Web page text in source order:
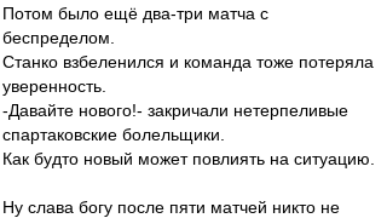
Потом было ещё два-три матча с
беспределом.
Станко взбеленился и команда тоже потеряла
уверенность.
-Давайте нового!- закричали нетерпеливые
спартаковские болельщики.
Как будто новый может повлиять на ситуацию.
Ну слава богу после пяти матчей никто не